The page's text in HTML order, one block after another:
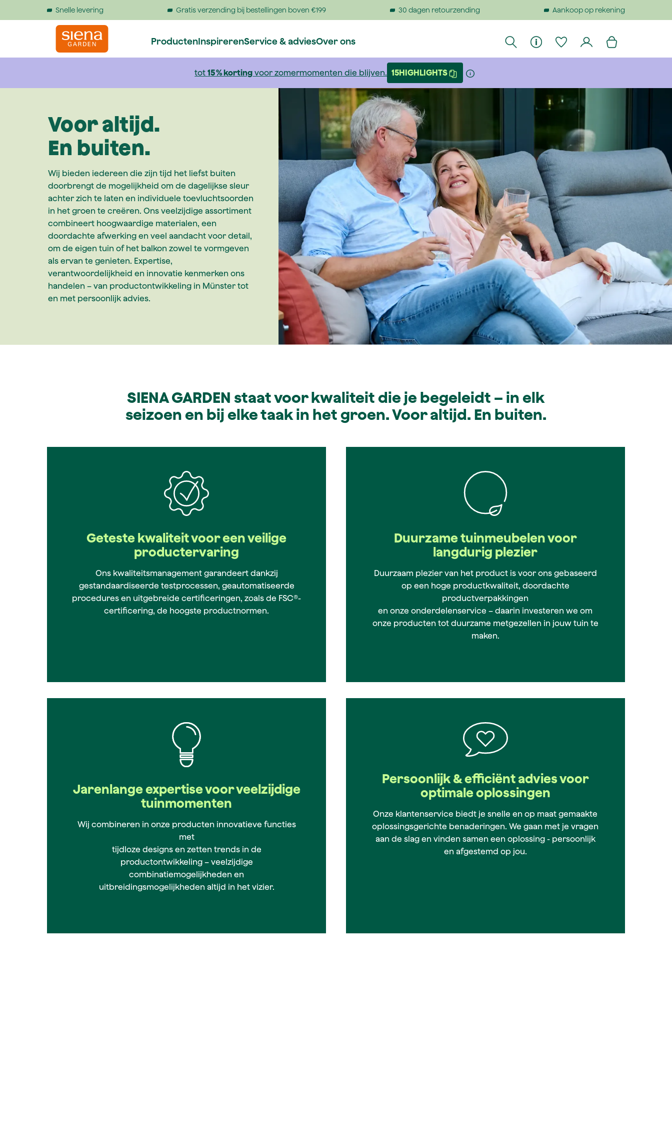
Naar de hoofdnavigatie gaan
Snelle levering Gratis verzending bij bestellingen boven €199 30 dagen retourzending Aankoop op rekening
ProductenInspirerenService & adviesOver ons
tot15 % korting voor zomermomenten die blijven. 15HIGHLIGHTS
Voor altijd.
En buiten.
Wij bieden iedereen die zijn tijd het liefst buiten
doorbrengt de mogelijkheid om de dagelijkse sleur
achter zich te laten en individuele toevluchtsoorden
in het groen te creëren. Ons veelzijdige assortiment
combineert hoogwaardige materialen, een
doordachte afwerking en veel aandacht voor detail,
om de eigen tuin of het balkon zowel te vormgeven
als ervan te genieten. Expertise,
verantwoordelijkheid en innovatie kenmerken ons
handelen – van productontwikkeling in Münster tot
en met persoonlijk advies.
SIENA GARDEN staat voor kwaliteit die je begeleidt – in elk
seizoen en bij elke taak in het groen. Voor altijd. En buiten.
Geteste kwaliteit voor een veilige
productervaring
Ons kwaliteitsmanagement garandeert dankzij
gestandaardiseerde testprocessen, geautomatiseerde
procedures en uitgebreide certificeringen, zoals de FSC®-
certificering, de hoogste productnormen.
Duurzame tuinmeubelen voor
langdurig plezier
Duurzaam plezier van het product is voor ons gebaseerd
op een hoge productkwaliteit, doordachte
productverpakkingen
en onze onderdelenservice – daarin investeren we om
onze producten tot duurzame metgezellen in jouw tuin te
maken.
Jarenlange expertise voor veelzijdige
tuinmomenten
Wij combineren in onze producten innovatieve functies
met
tijdloze designs en zetten trends in de
productontwikkeling – veelzijdige
combinatiemogelijkheden en
uitbreidingsmogelijkheden altijd in het vizier.
Persoonlijk & efficiënt advies voor
optimale oplossingen
Onze klantenservice biedt je snelle en op maat gemaakte
oplossingsgerichte benaderingen. We gaan met je vragen
aan de slag en vinden samen een oplossing - persoonlijk
en afgestemd op jou.